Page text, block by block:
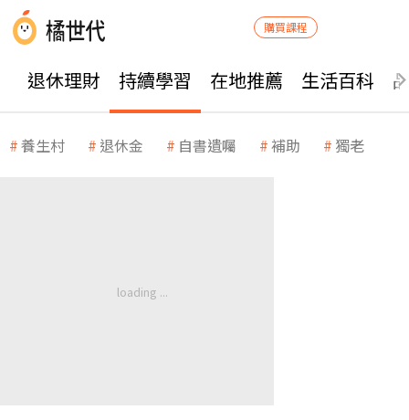
購買課程
退休理財 持續學習 在地推薦 生活百科
養生村 退休金 自書遺囑 補助 獨老